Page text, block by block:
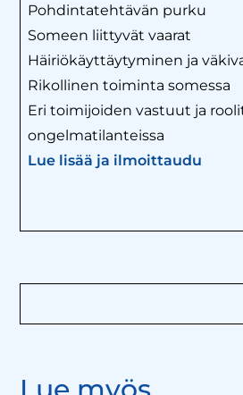
Pohdintatehtävän purku
Someen liittyvät vaarat
Häiriökäyttäytyminen ja
Rikollinen toiminta somessa
Eri toimijoiden vastuut ja
ongelmatilanteissa
Lue lisää ja ilmoittaudu